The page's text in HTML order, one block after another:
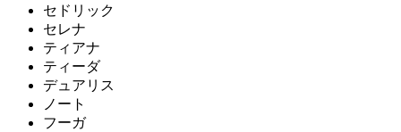
セドリック
セレナ
ティアナ
ティーダ
デュアリス
ノート
フーガ